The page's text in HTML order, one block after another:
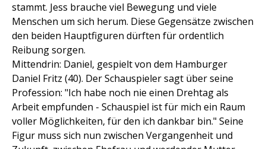
stammt. Jess brauche viel Bewegung und viele
Menschen um sich herum. Diese Gegensätze zwischen
den beiden Hauptfiguren dürften für ordentlich
Reibung sorgen.
Mittendrin: Daniel, gespielt von dem Hamburger
Daniel Fritz (40). Der Schauspieler sagt über seine
Profession: "Ich habe noch nie einen Drehtag als
Arbeit empfunden - Schauspiel ist für mich ein Raum
voller Möglichkeiten, für den ich dankbar bin." Seine
Figur muss sich nun zwischen Vergangenheit und